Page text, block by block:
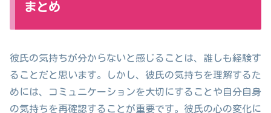
まとめ
彼氏の気持ちが分からないと感じることは、誰しも経験す
ることだと思います。しかし、彼氏の気持ちを理解するた
めには、コミュニケーションを大切にすることや自分自身
の気持ちを再確認することが重要です。彼氏の心の変化に